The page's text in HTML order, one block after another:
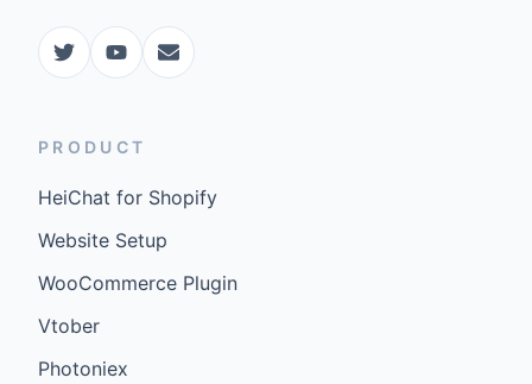
PRODUCT
HeiChat for Shopify
Website Setup
WooCommerce Plugin
Vtober
Photoniex